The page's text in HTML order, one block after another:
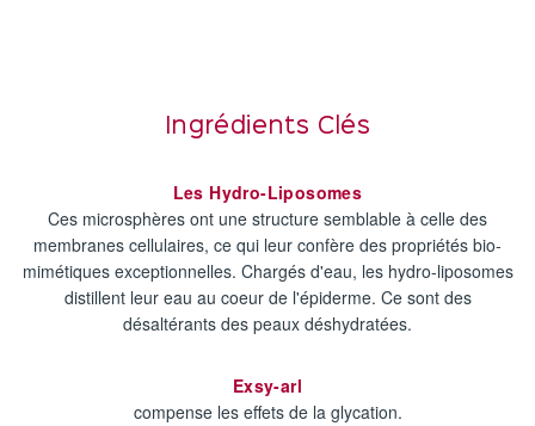
Ingrédients Clés
Les Hydro-Liposomes
Ces microsphères ont une structure semblable à celle des
membranes cellulaires, ce qui leur confère des propriétés bio-
mimétiques exceptionnelles. Chargés d'eau, les hydro-liposomes
distillent leur eau au coeur de l'épiderme. Ce sont des
désaltérants des peaux déshydratées.
Exsy-arl
compense les effets de la glycation.